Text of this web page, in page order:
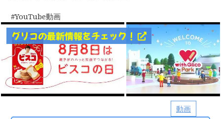
動画
YouTube動画
グリコの最新情報をチェック！